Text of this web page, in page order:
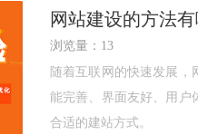
网站建设的方法
浏览量：13
随着互联网的快速发展，
能完善、界面友好、用户
合适的建站方式。